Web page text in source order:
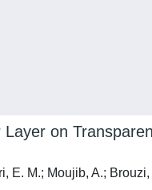
on
E. M.; Moujib, A.;